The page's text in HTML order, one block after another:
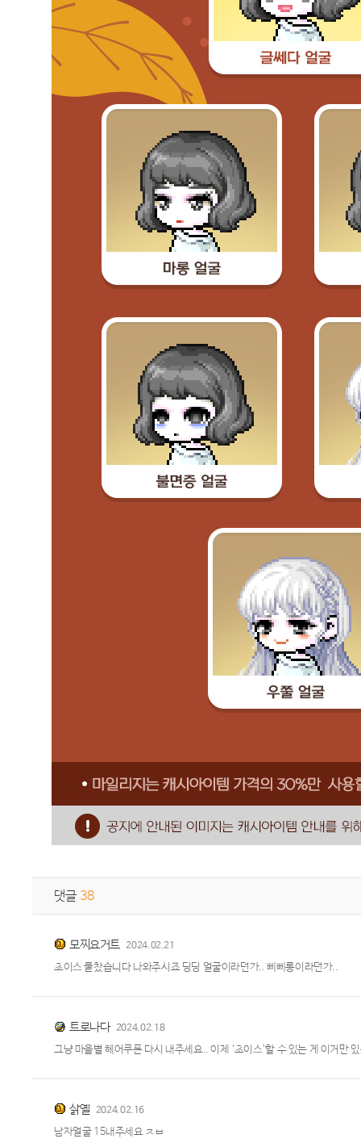
댓글 38
모찌요거트 2024.02.21
초이스 쿨찼습니다 나와주시죠 딩딩 얼굴이라던가.. 삐삐롱이라던가..
트로나다 2024.02.18
그냥 마을별 헤어쿠폰 다시 내주세요.. 이제 ‘초이스’할 수 있는 게 이거만
삵옐 2024.02.16
남자얼굴 15내주세요 ㅈㅂ